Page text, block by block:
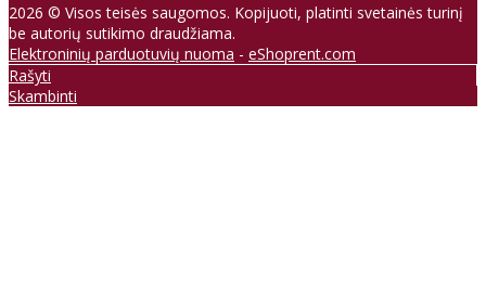
2026 © Visos teisės saugomos. Kopijuoti, platinti svetainės turinį
be autorių sutikimo draudžiama.
Elektroninių parduotuvių nuoma - eShoprent.com
Rašyti
Skambinti